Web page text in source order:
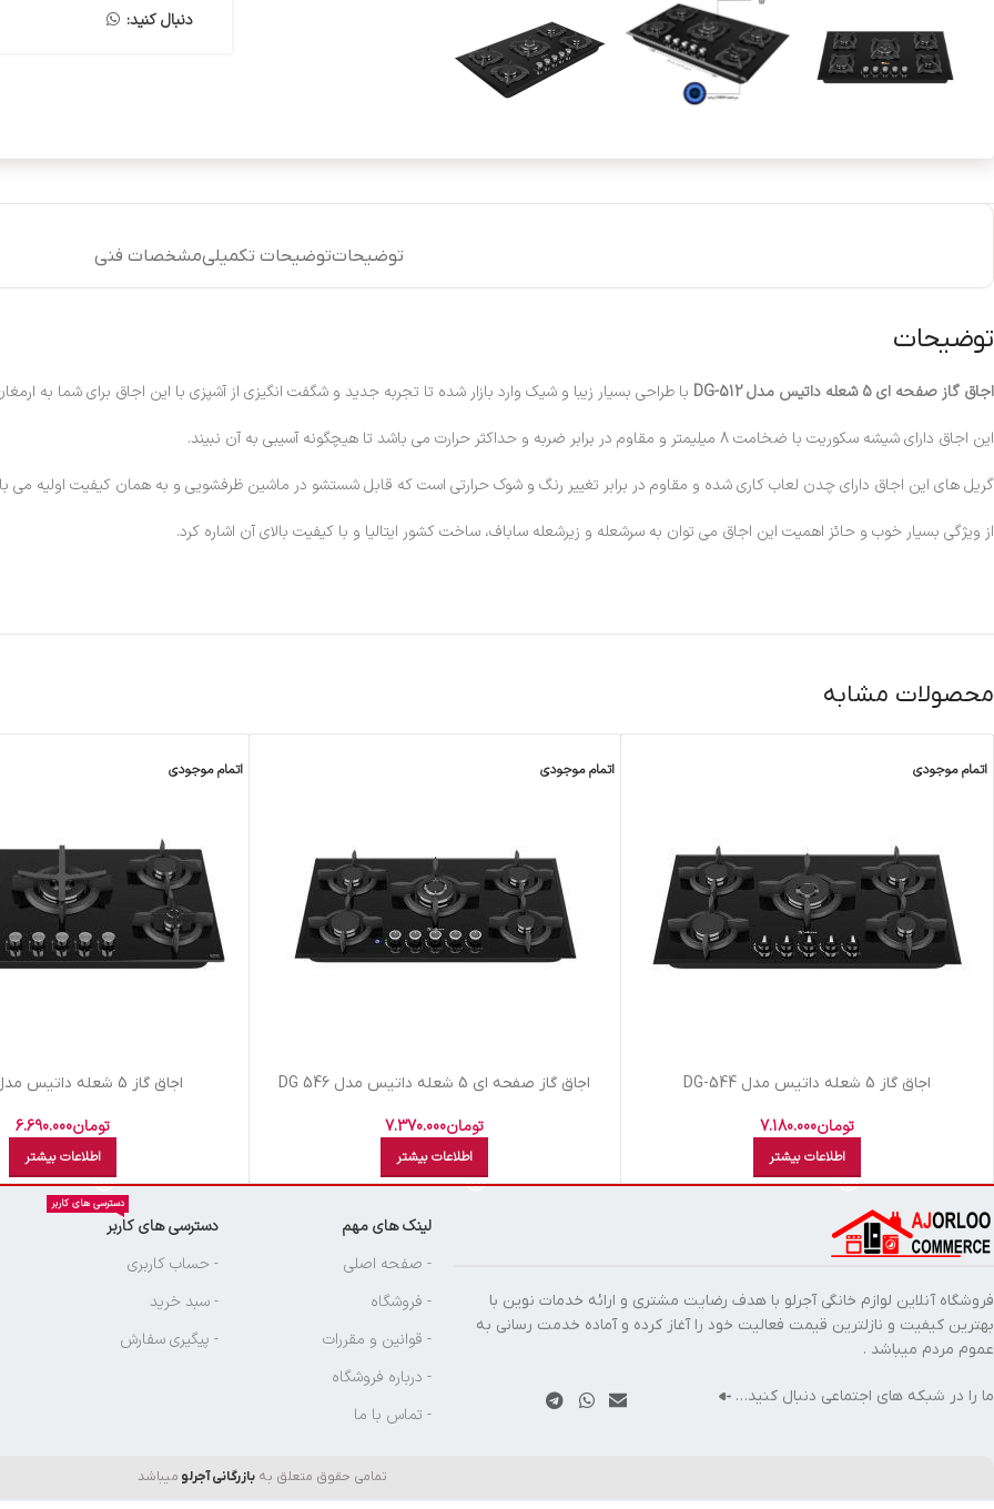
دنبال کنید:
توضیحاتتوضیحات تکمیلیمشخصات فنی
توضیحات
اجاق گاز صفحه ای 5 شعله داتیس مدل DG-512
با طراحی بسیار زیبا و شیک وارد بازار شده تا تجربه جدید و شگفت انگیزی از آشپزی با این اجاق برای شما به
این اجاق دارای شیشه سکوریت با ضخامت 8 میلیمتر و مقاوم در برابر ضربه و حداکثر حرارت می باشد تا هیچگونه آسیبی به آن نبیند.
گریل های این اجاق دارای چدن لعاب کاری شده و مقاوم در برابر تغییر رنگ و شوک حرارتی است که قابل شستشو در ماشین ظرفشویی و به همان کیفیت اولیه می
از ویژگی بسیار خوب و حائز اهمیت این اجاق می توان به سرشعله و زیرشعله ساباف، ساخت کشور ایتالیا و با کیفیت بالای آن اشاره کرد.
محصولات مشابه
اتمام موجودی
اجاق گاز 5 شعله داتیس مدل DG-544
تومان7.180.000
اطلاعات بیشتر
اتمام موجودی
اجاق گاز صفحه ای 5 شعله داتیس مدل DG 546
تومان7.370.000
اطلاعات بیشتر
اتمام موجودی
اجاق گاز 5 شعله داتیس مدل DG582
تومان6.690.000
اطلاعات بیشتر
فروشگاه آنلاین لوازم خانگی آجرلو با هدف رضایت مشتری و ارائه خدمات نوین با
بهترین کیفیت و نازلترین قیمت فعالیت خود را آغاز کرده و آماده خدمت رسانی به
عموم مردم میباشد .
ما را در شبکه های اجتماعی دنبال کنید…
لینک های مهم
- صفحه اصلی
- فروشگاه
- قوانین و مقررات
- درباره فروشگاه
- تماس با ما
دسترسی های کاربر
دسترسی های کاربر
- حساب کاربری
- سبد خرید
- پیگیری سفارش
تمامی حقوق متعلق بهبازرگانی آجرلو میباشد